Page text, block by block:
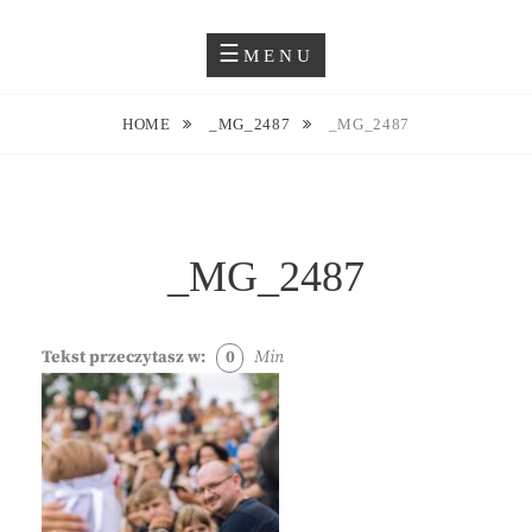
JUSTYNA EWA GROCHOWSKA
MENU
HOME _MG_2487 _MG_2487
_MG_2487
Tekst przeczytasz w: 0 Min